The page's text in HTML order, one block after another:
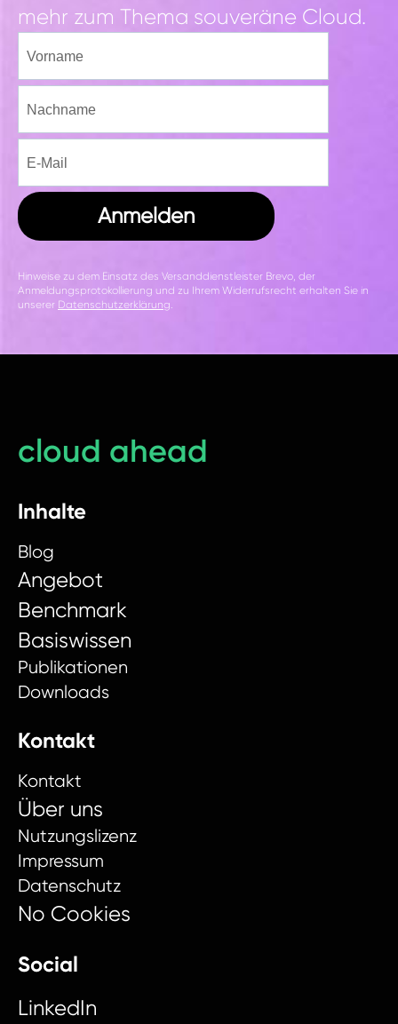
mehr zum Thema souveräne Cloud.
Anmelden
Hinweise zu dem Einsatz des Versanddienstleister Brevo, der
Anmeldungsprotokollierung und zu Ihrem Widerrufsrecht erhalten Sie in
unserer Datenschutzerklärung.
cloud ahead
Inhalte
Blog
Angebot
Benchmark
Basiswissen
Publikationen
Downloads
Kontakt
Kontakt
Über uns
Nutzungslizenz
Impressum
Datenschutz
No Cookies
Social
LinkedIn